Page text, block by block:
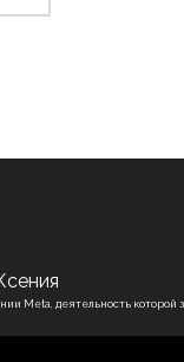
Meta, деятельность которой